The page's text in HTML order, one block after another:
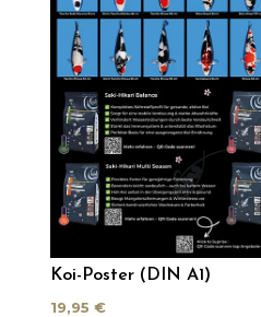
Koi-Poster (DIN A1)
19,95€